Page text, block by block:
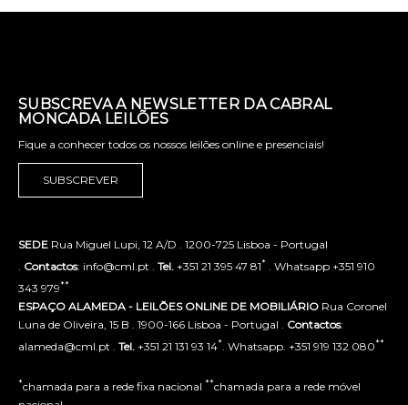
SUBSCREVA A NEWSLETTER DA CABRAL
MONCADA LEILÕES
Fique a conhecer todos os nossos leilões online e presenciais!
SUBSCREVER
SEDE Rua Miguel Lupi, 12 A/D . 1200-725 Lisboa - Portugal
Contactos: info@cml.pt . Tel. +351 21 395 47 81* . Whatsapp +351 910
343 979**
ESPAÇO ALAMEDA - LEILÕES ONLINE DE MOBILIÁRIO Rua Coronel
Luna de Oliveira, 15 B . 1900-166 Lisboa - Portugal . Contactos:
alameda@cml.pt . Tel. +351 21 131 93 14* . Whatsapp. +351 919 132 080**
*chamada para a rede fixa nacional **chamada para a rede móvel